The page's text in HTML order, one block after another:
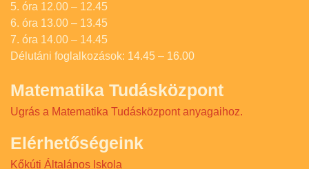
5. óra 12.00 – 12.45
6. óra 13.00 – 13.45
7. óra 14.00 – 14.45
Délutáni foglalkozások: 14.45 – 16.00
Matematika Tudásközpont
Ugrás a Matematika Tudásközpont anyagaihoz.
Elérhetőségeink
Kőkúti Általános Iskola